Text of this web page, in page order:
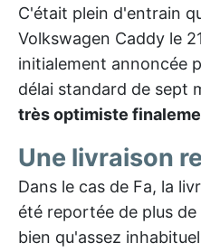
C'était plein d'entrain
Volkswagen Caddy le
initialement annoncée
délai standard de sept
très optimiste
Une livraison
Dans le cas de Fa, la
été reportée de plus
bien qu'assez